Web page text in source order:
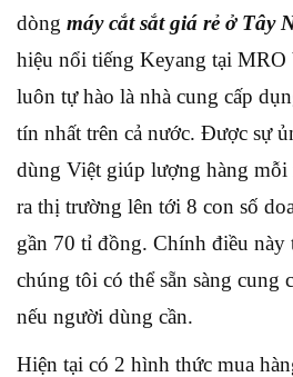
dòng máy cắt sắt giá rẻ ở Tây
hiệu nổi tiếng Keyang tại
luôn tự hào là nhà cung cấp
tín nhất trên cả nước. Được sự
dùng Việt giúp lượng hàng mỗi
ra thị trường lên tới 8 con số
gần 70 tỉ đồng. Chính điều này
chúng tôi có thể sẵn sàng cung
nếu người dùng cần.
Hiện tại có 2 hình thức mua